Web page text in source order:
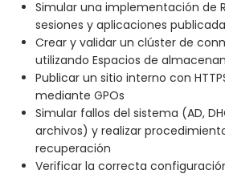
Simular una implementación de
sesiones y aplicaciones
Crear y validar un clúster de
utilizando Espacios de
Publicar un sitio interno con
mediante GPOs
Simular fallos del sistema (AD,
archivos) y realizar
recuperación
Verificar la correcta